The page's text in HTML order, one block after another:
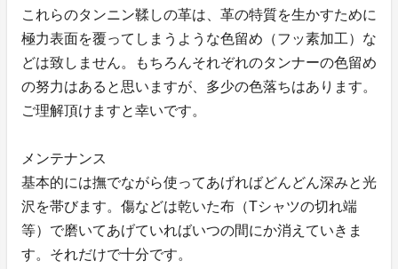
これらのタンニン鞣しの革は、革の特質を生かすために
極力表面を覆ってしまうような色留め（フッ素加工）な
どは致しません。もちろんそれぞれのタンナーの色留め
の努力はあると思いますが、多少の色落ちはあります。
ご理解頂けますと幸いです。
メンテナンス
基本的には撫でながら使ってあげればどんどん深みと光
沢を帯びます。傷などは乾いた布（Tシャツの切れ端
等）で磨いてあげていればいつの間にか消えていきま
す。それだけで十分です。